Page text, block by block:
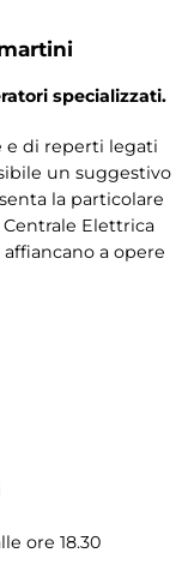
specializzati.
e di reperti legati
un suggestivo
la particolare
Elettrica
a opere
ore 18.30